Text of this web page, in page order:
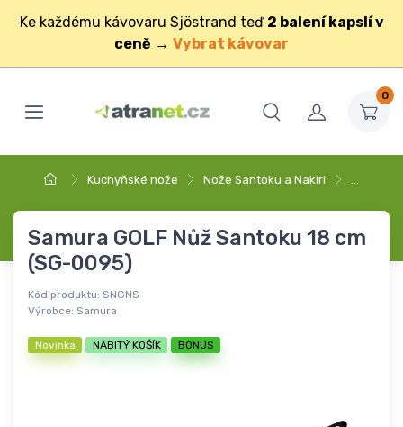
Ke každému kávovaru Sjöstrand teď 2 balení kapslí v
ceně → Vybrat kávovar
0
Kuchyňské nože Nože Santoku a Nakiri
Samura GOLF Nůž Santoku 18 cm
(SG-0095)
Kód produktu: SNGNS
Výrobce: Samura
Novinka NABITÝ KOŠÍK BONUS